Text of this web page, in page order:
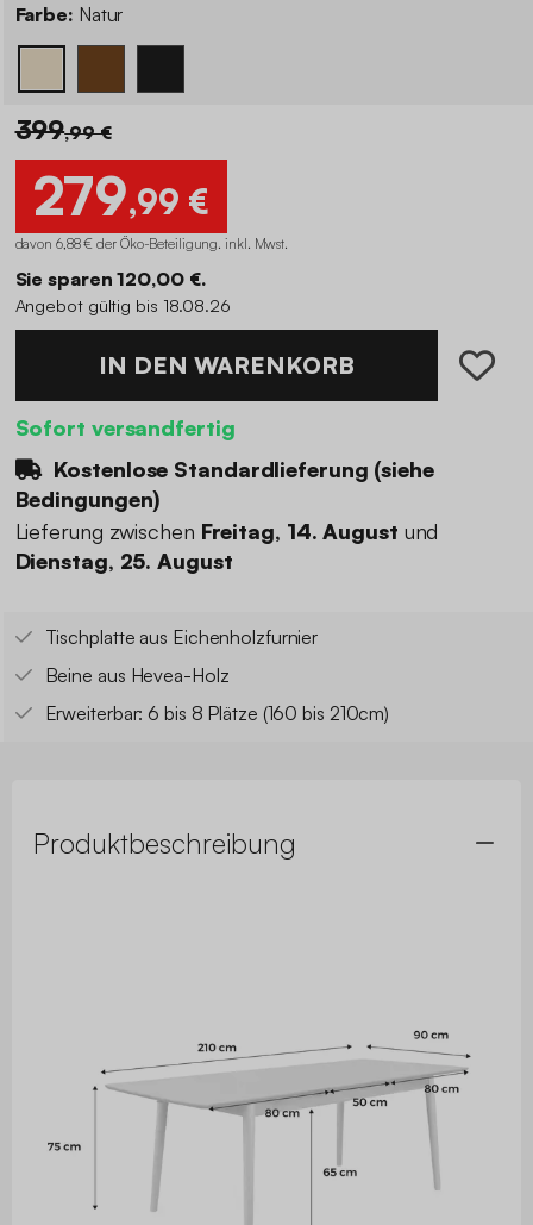
Farbe: Natur
399,99 €
279,99 €
davon 6,88 € der Öko-Beteiligung. inkl. Mwst.
Sie sparen 120,00 €.
Angebot gültig bis 18.08.26
IN DEN WARENKORB
Sofort versandfertig
Kostenlose Standardlieferung (siehe
Bedingungen)
Lieferung zwischen Freitag, 14. August und
Dienstag, 25. August
Tischplatte aus Eichenholzfurnier
Beine aus Hevea-Holz
Erweiterbar: 6 bis 8 Plätze (160 bis 210cm)
Produktbeschreibung